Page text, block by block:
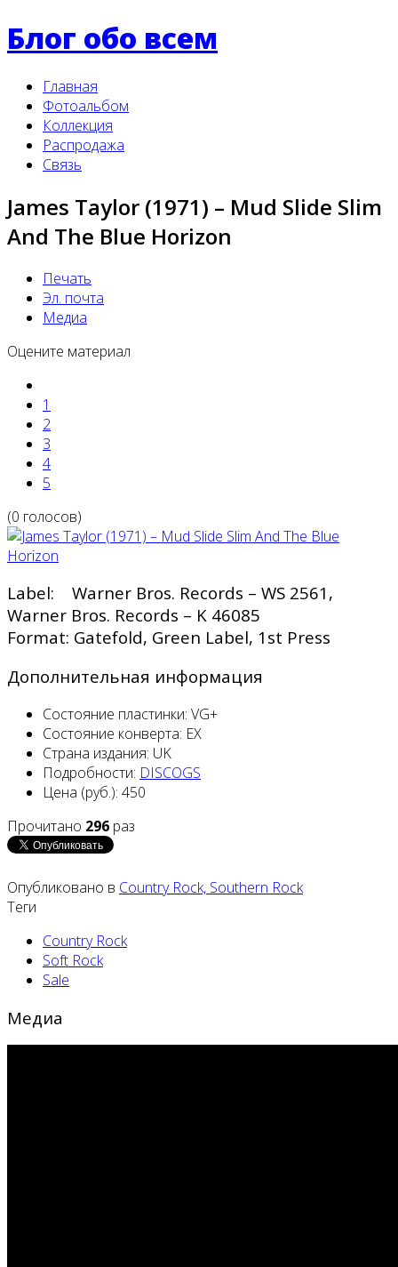
Блог обо всем
Главная
Фотоальбом
Коллекция
Распродажа
Связь
James Taylor (1971) – Mud Slide Slim
And The Blue Horizon
Печать
Эл. почта
Медиа
Оцените материал
1
2
3
4
5
(0 голосов)
Label: Warner Bros. Records – WS 2561,
Warner Bros. Records – K 46085
Format: Gatefold, Green Label, 1st Press
Дополнительная информация
Состояние пластинки: VG+
Состояние конверта: EX
Страна издания: UK
Подробности: DISCOGS
Цена (руб.): 450
Прочитано 296 раз
Опубликовано в Country Rock, Southern Rock
Теги
Country Rock
Soft Rock
Sale
Медиа